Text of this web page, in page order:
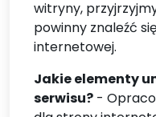
witryny,
powinny znaleźć
internetowej.
Jakie elementy
serwisu? -